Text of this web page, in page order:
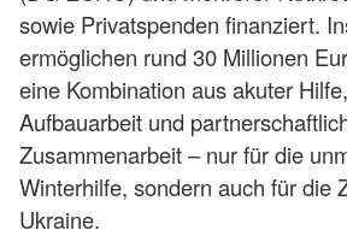
sowie Privatspenden finanziert.
ermöglichen rund 30 Millionen
eine Kombination aus akuter
Aufbauarbeit und
Zusammenarbeit – nur für die
Winterhilfe, sondern auch für die
Ukraine.